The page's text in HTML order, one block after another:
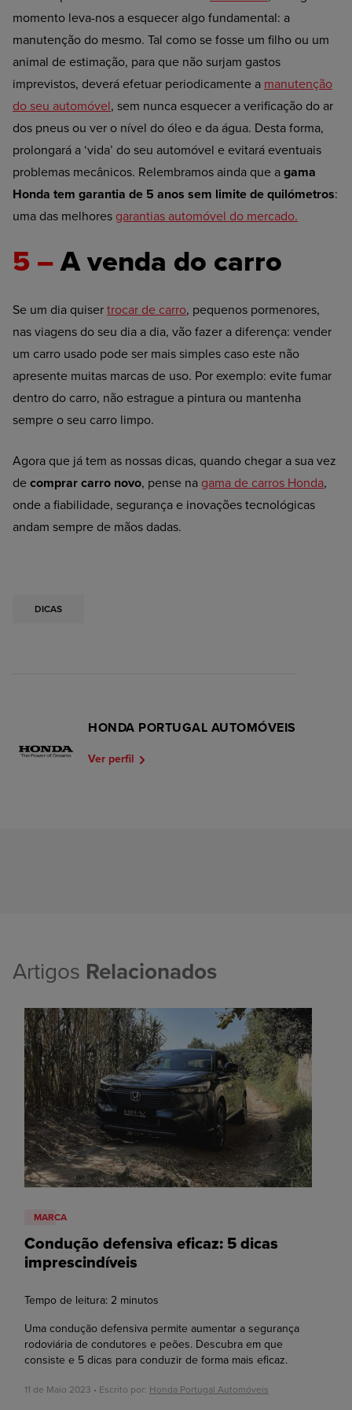
momento leva-nos a esquecer algo fundamental: a
manutenção do mesmo. Tal como se fosse um filho ou um
animal de estimação, para que não surjam gastos
imprevistos, deverá efetuar periodicamente a manutenção
do seu automóvel, sem nunca esquecer a verificação do ar
dos pneus ou ver o nível do óleo e da água. Desta forma,
prolongará a ‘vida’ do seu automóvel e evitará eventuais
problemas mecânicos. Relembramos ainda que a gama
Honda tem garantia de 5 anos sem limite de quilómetros:
uma das melhores garantias automóvel do mercado.
5 –A venda do carro
Se um dia quiser trocar de carro, pequenos pormenores,
nas viagens do seu dia a dia, vão fazer a diferença: vender
um carro usado pode ser mais simples caso este não
apresente muitas marcas de uso. Por exemplo: evite fumar
dentro do carro, não estrague a pintura ou mantenha
sempre o seu carro limpo.
Agora que já tem as nossas dicas, quando chegar a sua vez
de comprar carro novo, pense na gama de carros Honda,
onde a fiabilidade, segurança e inovações tecnológicas
andam sempre de mãos dadas.
DICAS
HONDA PORTUGAL AUTOMÓVEIS
Ver perfil
Artigos Relacionados
MARCA
Condução defensiva eficaz: 5 dicas
imprescindíveis
Tempo de leitura: 2 minutos
Uma condução defensiva permite aumentar a segurança
rodoviária de condutores e peões. Descubra em que
consiste e 5 dicas para conduzir de forma mais eficaz.
11 de Maio 2023 • Escrito por: Honda Portugal Automóveis